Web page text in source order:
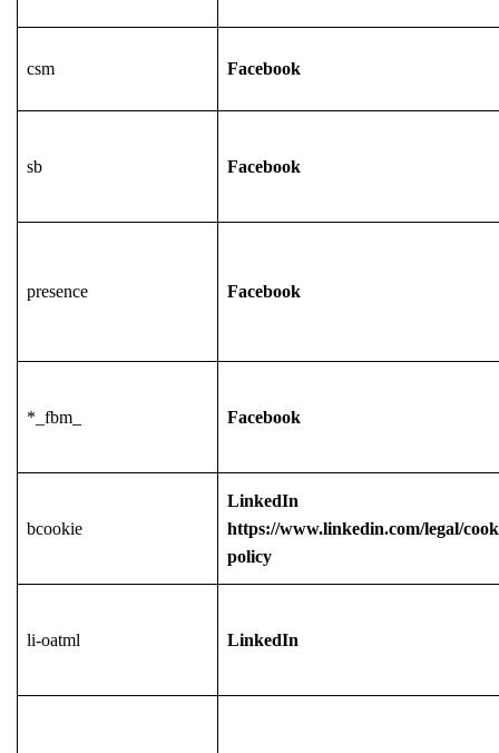
csm Facebook
sb Facebook
presence Facebook
*_fbm_ Facebook
bcookie
LinkedIn
https://www.linkedin.com/legal/
policy
li-oatml LinkedIn